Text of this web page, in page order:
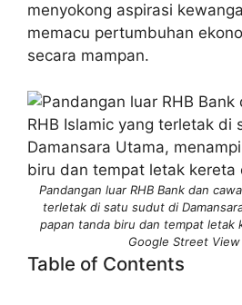
menyokong aspirasi
memacu pertumbuhan
secara mampan.
Pandangan luar RHB Bank dan
terletak di satu sudut di
papan tanda biru dan tempat letak
Google Street View
Table of Contents